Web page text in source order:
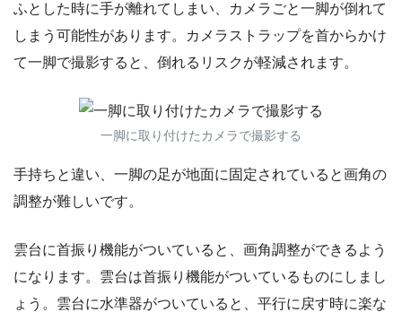
ふとした時に手が離れてしまい、カメラごと一脚が倒れて
しまう可能性があります。カメラストラップを首からかけ
て一脚で撮影すると、倒れるリスクが軽減されます。
一脚に取り付けたカメラで撮影する
手持ちと違い、一脚の足が地面に固定されていると画角の
調整が難しいです。
雲台に首振り機能がついていると、画角調整ができるよう
になります。雲台は首振り機能がついているものにしまし
ょう。雲台に水準器がついていると、平行に戻す時に楽な